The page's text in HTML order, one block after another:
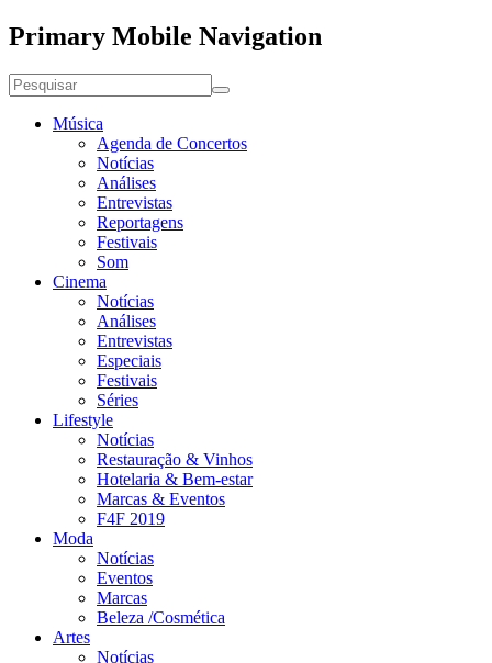
Primary Mobile Navigation
Música
Agenda de Concertos
Notícias
Análises
Entrevistas
Reportagens
Festivais
Som
Cinema
Notícias
Análises
Entrevistas
Especiais
Festivais
Séries
Lifestyle
Notícias
Restauração & Vinhos
Hotelaria & Bem-estar
Marcas & Eventos
F4F 2019
Moda
Notícias
Eventos
Marcas
Beleza /Cosmética
Artes
Notícias